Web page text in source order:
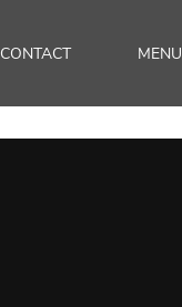
CONTACT MENU